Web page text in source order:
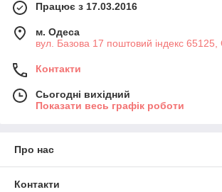
Працює з 17.03.2016
м. Одеса
вул. Базова 17 поштовий індекс 65125,
Контакти
Сьогодні вихідний
Показати весь графік роботи
Про нас
Контакти